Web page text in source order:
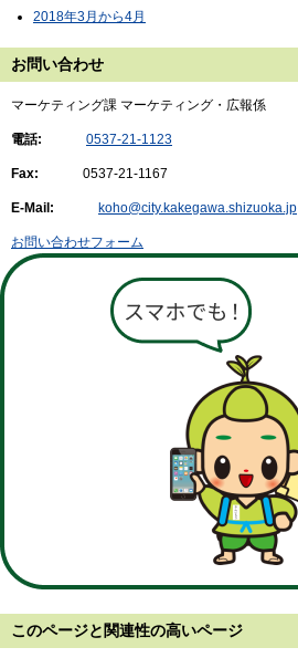
2018年3月から4月
お問い合わせ
マーケティング課 マーケティング・広報係
電話: 0537-21-1123
Fax: 0537-21-1167
E-Mail: koho@city.kakegawa.shizuoka.jp
お問い合わせフォーム
このページと 関連性の高いページ